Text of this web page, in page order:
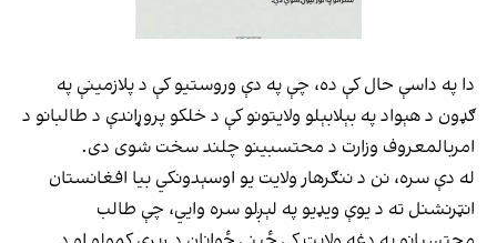
دا په داسې حال کې ده، چې په دې وروستیو کې د پلازمینې په
ګډون د هېواد په بېلابېلو ولایتونو کې د خلکو پروړاندې د طالبانو د
امربالمعروف وزارت د محتسبینو چلند سخت شوی دی.
له دې سره، نن د ننګرهار ولایت یو اوسېدونکي بیا افغانستان
انټرنشنل ته د یوې ویډيو په لېږلو سره وایي، چې طالب